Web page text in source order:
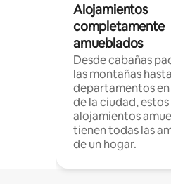
Alojamientos
completamente
amueblados
Desde cabañas
las montañas
departamentos
de la ciudad, estos
alojamientos
tienen todas las
de un hogar.